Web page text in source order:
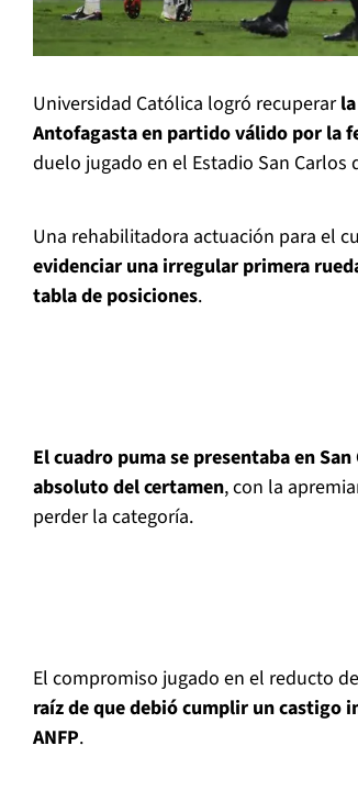
Universidad Católica logró recuperar
Antofagasta en partido válido por la
duelo jugado en el Estadio San Carlos
Una rehabilitadora actuación para el
evidenciar una irregular primera
tabla de posiciones.
El cuadro puma se presentaba en
absoluto del certamen, con la
perder la categoría.
El compromiso jugado en el reducto
raíz de que debió cumplir un castigo
ANFP.